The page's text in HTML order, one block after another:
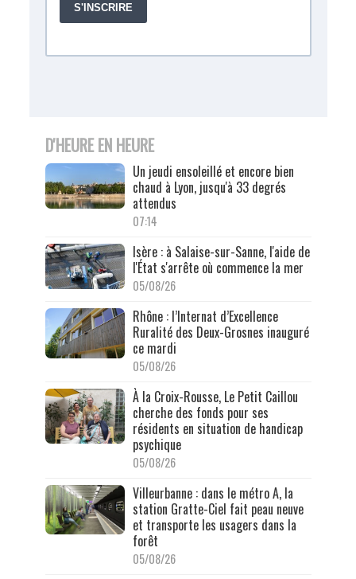
D'HEURE EN HEURE
Un jeudi ensoleillé et encore bien
chaud à Lyon, jusqu'à 33 degrés
attendus
07:14
Isère : à Salaise-sur-Sanne, l'aide de
l'État s'arrête où commence la mer
05/08/26
Rhône : l’Internat d’Excellence
Ruralité des Deux-Grosnes inauguré
ce mardi
05/08/26
À la Croix-Rousse, Le Petit Caillou
cherche des fonds pour ses
résidents en situation de handicap
psychique
05/08/26
Villeurbanne : dans le métro A, la
station Gratte-Ciel fait peau neuve
et transporte les usagers dans la
forêt
05/08/26